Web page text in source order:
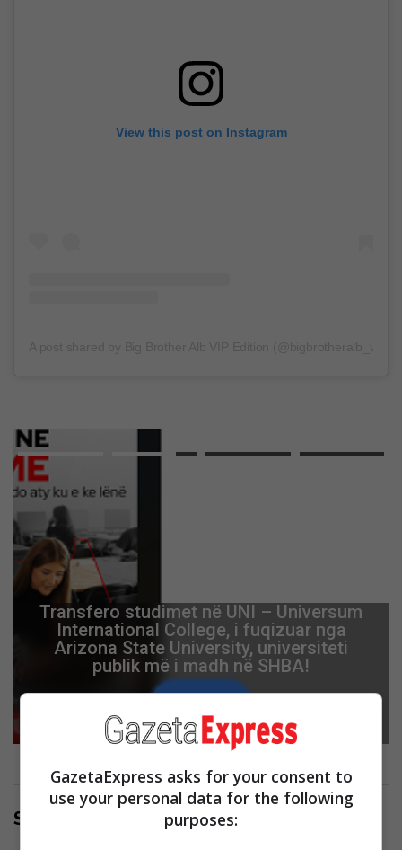
View this post on Instagram
Aksident i rëndë në Greqi, humbin jetën
nënë e bir nga Shqipëria
Advertisement
Share Now
GazetaExpress asks for your consent to
use your personal data for the following
purposes: